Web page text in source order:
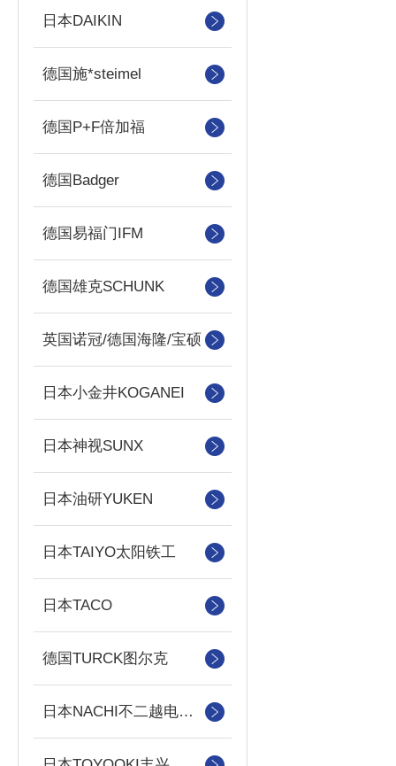
日本DAIKIN
德国施*steimel
德国P+F倍加福
德国Badger
德国易福门IFM
德国雄克SCHUNK
英国诺冠/德国海隆/宝硕
日本小金井KOGANEI
日本神视SUNX
日本油研YUKEN
日本TAIYO太阳铁工
日本TACO
德国TURCK图尔克
日本NACHI不二越电磁阀/泵